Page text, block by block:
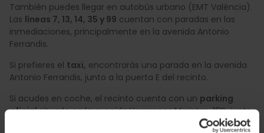
También puedes llegar en autobús urbano (EMT València).
Las líneas 7, 13, 14, 35 y 99 cuentan con paradas en las
inmediaciones, principalmente en la avenida Antonio
Ferrandis.
Si prefieres el taxi, encontrarás una parada en la avenida
Antonio Ferrandis, junto a la puerta E del recinto.
Si acudes en coche, el recinto cuenta con un parking
oficialsituado en la avenida Hermanos Maristas, 16D, junto
al pabellón y a pocos minutos a pie de los accesos.